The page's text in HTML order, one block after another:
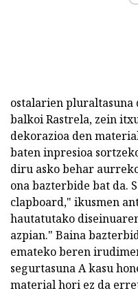
ostalarien
balkoi Rastrela, zein
dekorazioa den
baten inpresioa
diru asko behar
ona bazterbide bat da.
clapboard," ikusmen
hautatutako
azpian." Baina
emateko beren
segurtasuna A kasu
material hori ez da